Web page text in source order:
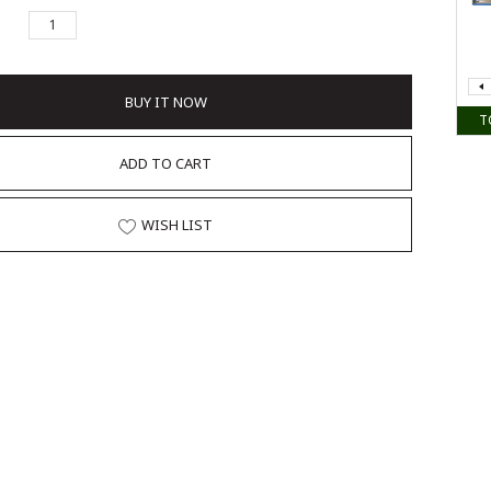
BUY IT NOW
ADD TO CART
WISH LIST